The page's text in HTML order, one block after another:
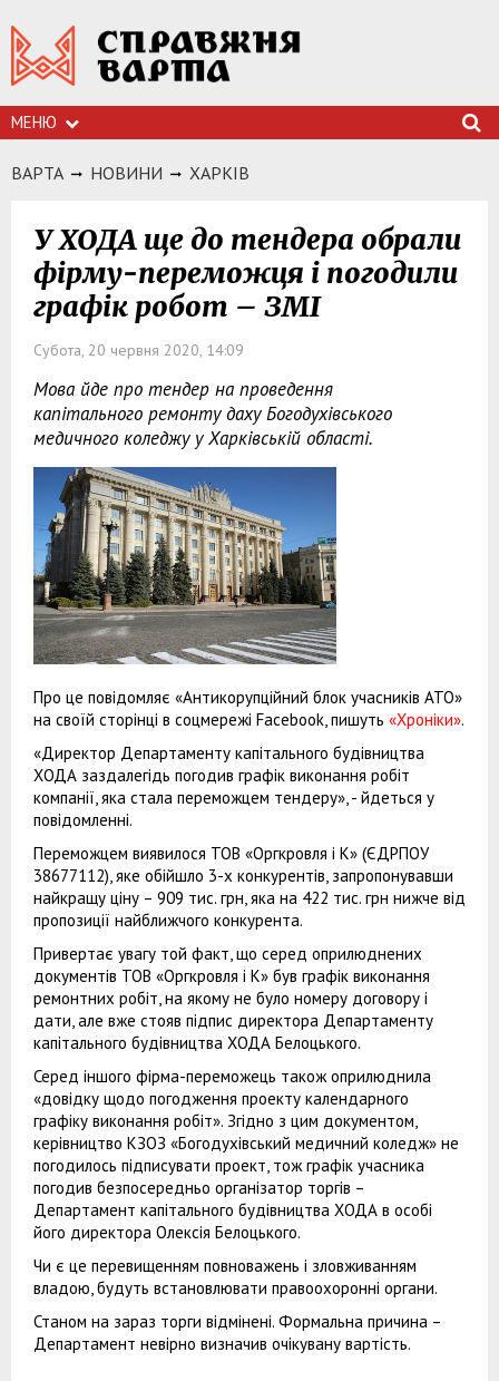
МЕНЮ
ВАРТА НОВИНИ ХАРКIВ
У ХОДА ще до тендера обрали
фірму-переможця і погодили
графік робот – ЗМІ
Субота, 20 червня 2020, 14:09
Мова йде про тендер на проведення
капітального ремонту даху Богодухівського
медичного коледжу у Харківській області.
Про це повідомляє «Антикорупційний блок учасників АТО»
на своїй сторінці в соцмережі Facebook, пишуть «Хроніки».
«Директор Департаменту капітального будівництва
ХОДА заздалегідь погодив графік виконання робіт
компанії, яка стала переможцем тендеру», - йдеться у
повідомленні.
Переможцем виявилося ТОВ «Оргкровля і К» (ЄДРПОУ
38677112), яке обійшло 3-х конкурентів, запропонувавши
найкращу ціну – 909 тис. грн, яка на 422 тис. грн нижче від
пропозиції найближчого конкурента.
Привертає увагу той факт, що серед оприлюднених
документів ТОВ «Оргкровля і К» був графік виконання
ремонтних робіт, на якому не було номеру договору і
дати, але вже стояв підпис директора Департаменту
капітального будівництва ХОДА Белоцького.
Серед іншого фірма-переможець також оприлюднила
«довідку щодо погодження проекту календарного
графіку виконання робіт». Згідно з цим документом,
керівництво КЗОЗ «Богодухівський медичний коледж» не
погодилось підписувати проект, тож графік учасника
погодив безпосередньо організатор торгів –
Департамент капітального будівництва ХОДА в особі
його директора Олексія Белоцького.
Чи є це перевищенням повноважень і зловживанням
владою, будуть встановлювати правоохоронні органи.
Станом на зараз торги відмінені. Формальна причина –
Департамент невірно визначив очікувану вартість.